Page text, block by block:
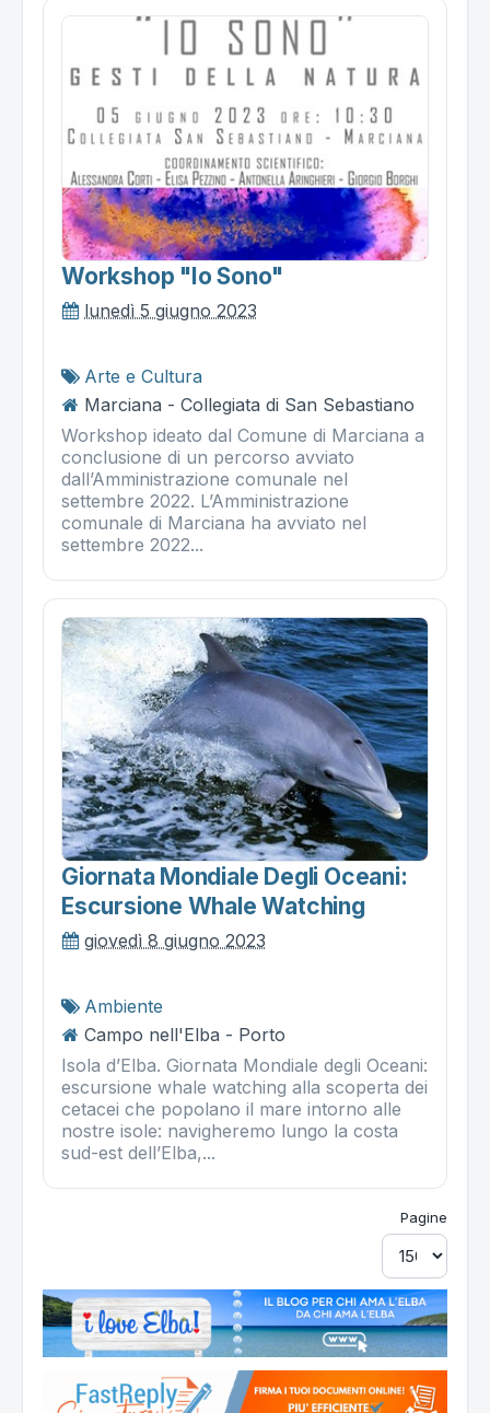
Workshop "io Sono"
lunedì 5 giugno 2023
Arte e Cultura
Marciana - Collegiata di San Sebastiano
Workshop ideato dal Comune di Marciana a
conclusione di un percorso avviato
dall’Amministrazione comunale nel
settembre 2022. L’Amministrazione
comunale di Marciana ha avviato nel
settembre 2022...
Giornata Mondiale Degli Oceani:
Escursione Whale Watching
giovedì 8 giugno 2023
Ambiente
Campo nell'Elba - Porto
Isola d’Elba. Giornata Mondiale degli Oceani:
escursione whale watching alla scoperta dei
cetacei che popolano il mare intorno alle
nostre isole: navigheremo lungo la costa
sud-est dell’Elba,...
Pagine